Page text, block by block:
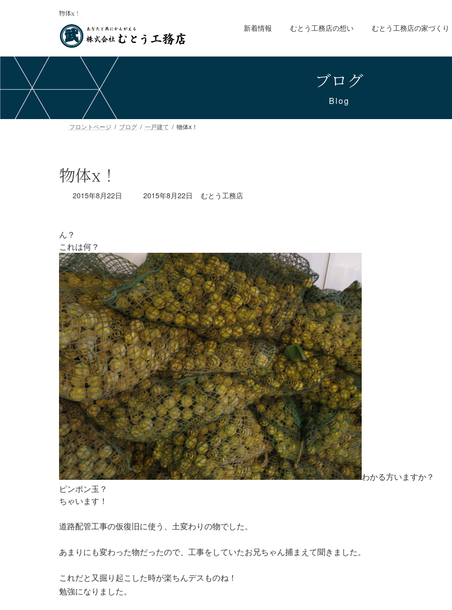
ツ
キ
シ
に
物体x！
新着情報 むとう工務店の想い むとう工務店の家づくり
ブログ
Blog
フロントページ ブログ 一戸建て 物体x！
物体x！
2015年8月22日
最
:
2015年8月22日 むとう工務店
ん？
これは何？
わかる方いますか？
ピンポン玉？
ちゃいます！
道路配管工事の仮復旧に使う、土変わりの物でした。
あまりにも変わった物だったので、工事をしていたお兄ちゃん捕まえて聞きました。
これだと又掘り起こした時が楽ちんデスものね！
勉強になりました。